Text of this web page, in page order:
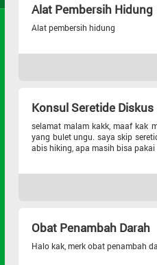
Alat Pembersih Hidung
Alat pembersih hidung
Konsul Seretide Diskus
selamat malam kakk, maaf kak
yang bulet ungu. saya skip
abis hiking, apa masih bisa
Obat Penambah Darah
Halo kak, merk obat penambah